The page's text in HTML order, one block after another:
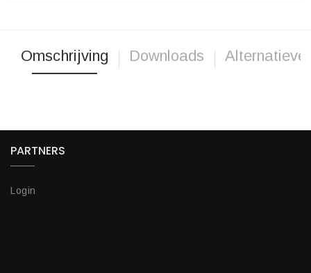
Omschrijving Downloads Alternatieve
PARTNERS
Login